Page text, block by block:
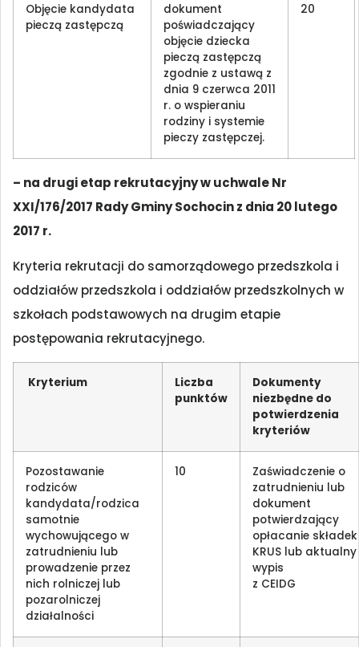
Objęcie kandydata
pieczą zastępczą
dokument
poświadczający
objęcie dziecka
pieczą zastępczą
zgodnie z ustawą z
dnia 9 czerwca 2011
r. o wspieraniu
rodziny i systemie
pieczy zastępczej.
20
– na drugi etap rekrutacyjny w uchwale Nr
XXI/176/2017 Rady Gminy Sochocin z dnia 20 lutego
2017 r.
Kryteria rekrutacji do samorządowego przedszkola i
oddziałów przedszkola i oddziałów przedszkolnych w
szkołach podstawowych na drugim etapie
postępowania rekrutacyjnego.
Kryterium
Liczba
punktów
Dokumenty
niezbędne do
potwierdzenia
kryteriów
Pozostawanie
rodziców
kandydata/rodzica
samotnie
wychowującego w
zatrudnieniu lub
prowadzenie przez
nich rolniczej lub
pozarolniczej
działalności
10
Zaświadczenie o
zatrudnieniu lub
dokument
potwierdzający
opłacanie składek
KRUS lub aktualny
wypis
z CEIDG